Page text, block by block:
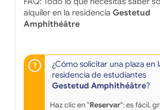
alquiler en la residencia Gestetud
Amphithéâtre
¿Cómo solicitar una plaza en
residencia de estudiantes
Gestetud Amphithéâtre?
Haz clic en "Reservar": es fácil,